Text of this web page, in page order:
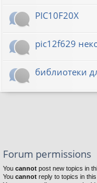
PIC10F20Х
pic12f629
библиотеки
Forum permissions
You cannot post new topics in
You cannot reply to topics in